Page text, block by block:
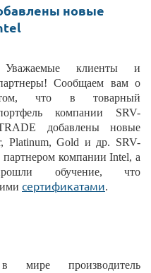
новые
Уважаемые клиенты и
Сообщаем вам о
что в товарный
компании SRV-
добавлены новые
Platinum, Gold и др. SRV-
компании Intel, а
обучение, что
сертификатами.
производитель